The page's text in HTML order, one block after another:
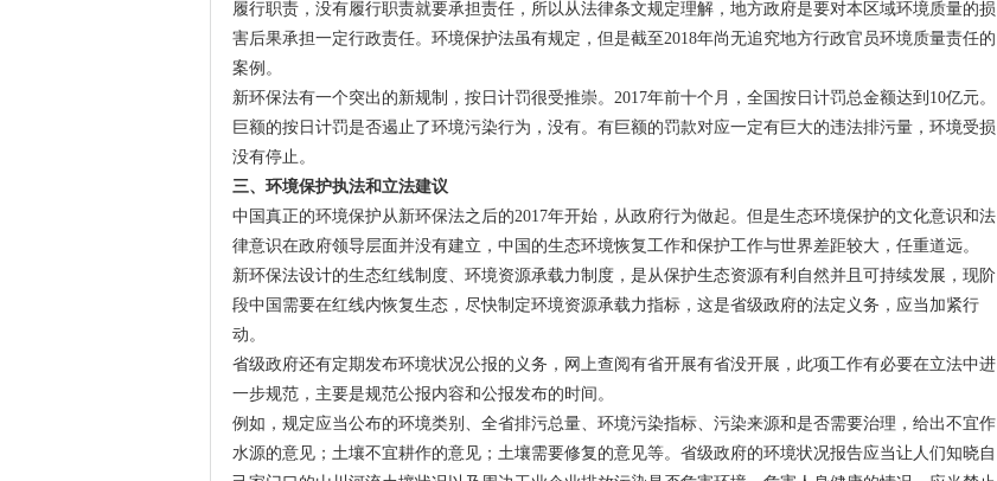
履行职责，没有履行职责就要承担责任，所以从法律条文规定理解，地方政府是要对本区域环境质量的损
害后果承担一定行政责任。环境保护法虽有规定，但是截至2018年尚无追究地方行政官员环境质量责任的
案例。
新环保法有一个突出的新规制，按日计罚很受推崇。2017年前十个月，全国按日计罚总金额达到10亿元。
巨额的按日计罚是否遏止了环境污染行为，没有。有巨额的罚款对应一定有巨大的违法排污量，环境受损
没有停止。
三、环境保护执法和立法建议
中国真正的环境保护从新环保法之后的2017年开始，从政府行为做起。但是生态环境保护的文化意识和法
律意识在政府领导层面并没有建立，中国的生态环境恢复工作和保护工作与世界差距较大，任重道远。
新环保法设计的生态红线制度、环境资源承载力制度，是从保护生态资源有利自然并且可持续发展，现阶
段中国需要在红线内恢复生态，尽快制定环境资源承载力指标，这是省级政府的法定义务，应当加紧行
动。
省级政府还有定期发布环境状况公报的义务，网上查阅有省开展有省没开展，此项工作有必要在立法中进
一步规范，主要是规范公报内容和公报发布的时间。
例如，规定应当公布的环境类别、全省排污总量、环境污染指标、污染来源和是否需要治理，给出不宜作
水源的意见；土壤不宜耕作的意见；土壤需要修复的意见等。省级政府的环境状况报告应当让人们知晓自